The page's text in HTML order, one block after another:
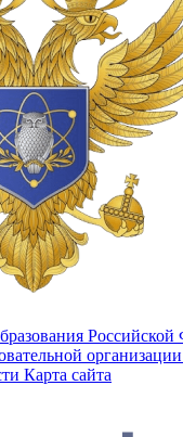
Российской
организации
Карта сайта